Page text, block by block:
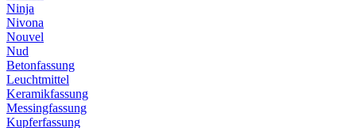
Ninja
Nivona
Nouvel
Nud
Betonfassung
Leuchtmittel
Keramikfassung
Messingfassung
Kupferfassung